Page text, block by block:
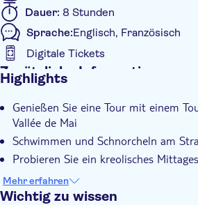
Dauer: 8 Stunden
Sprache:Englisch, Französisch
Digitale Tickets
Zusätzliche Informationen
Eintritte inbegriffen
Mahlzeit inbegriffen
Digitale Buchungsbestätigung
Abholservice vom Hotel
Highlights
Genießen Sie eine Tour mit einem
Vallée de Mai
Schwimmen und Schnorcheln am
Probieren Sie ein kreolisches
Restaurant
Machen Sie eine malerische Fahrt
Mehr erfahren
Wichtig zu wissen